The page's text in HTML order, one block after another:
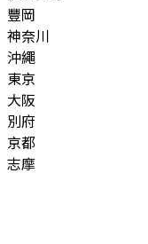
豐岡
神奈川
沖繩
東京
大阪
別府
京都
志摩